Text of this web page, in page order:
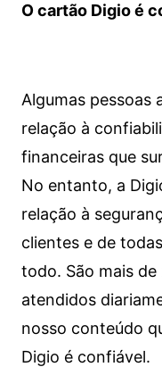
O cartão Digio é
Algumas pessoas
relação à
financeiras que
No entanto, a
relação à
clientes e de
todo. São mais
atendidos
nosso conteúdo
Digio é confiável.